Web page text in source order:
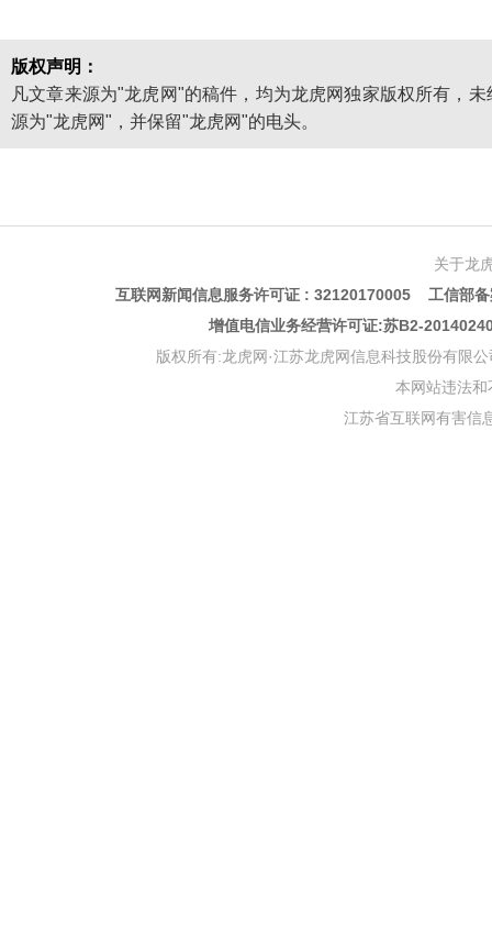
版权声明：
凡文章来源为"龙虎网"的稿件，均为龙虎网独家版权所有，
源为"龙虎网"，并保留"龙虎网"的电头。
关于龙
互联网新闻信息服务许可证 : 32120170005 工信部
增值电信业务经营许可证:苏B2-
版权所有:龙虎网·江苏龙虎网信息科技股份有限
本网站违法
江苏省互联网有害